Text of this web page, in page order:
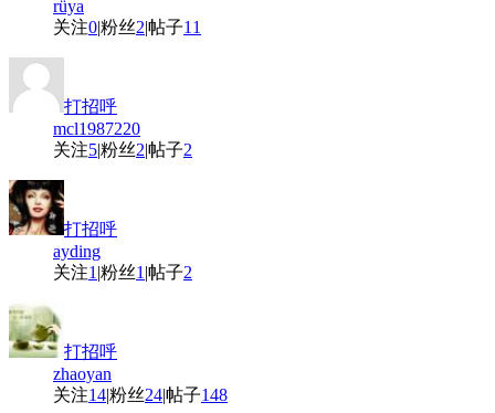
rüya
关注0|粉丝2|帖子11
打招呼
mcl1987220
关注5|粉丝2|帖子2
打招呼
ayding
关注1 |粉丝1 |帖子2
打招呼
zhaoyan
关注14|粉丝24|帖子148